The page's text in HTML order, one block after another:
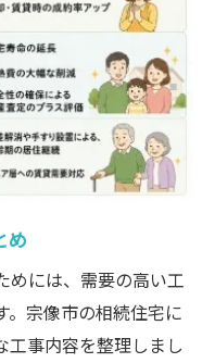
め
めには、需要の高い工
。宗像市の相続住宅に
工事内容を整理しまし